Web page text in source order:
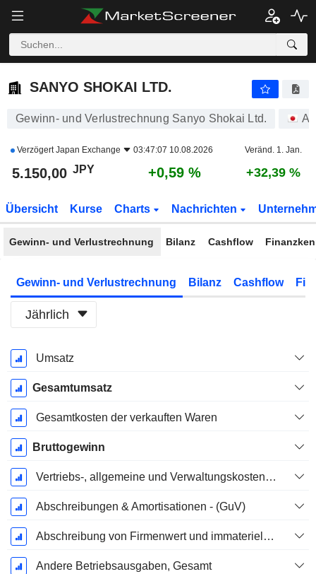
SANYO SHOKAI LTD.
SANYO SHOKAI LTD.
Gewinn- und Verlustrechnung Sanyo Shokai Ltd.
VerzögertJapan Exchange 03:47:07 10.08.2026 Veränd. 1. Jan.
5.150,00 JPY +0,59 % +32,39 %
Übersicht Kurse Charts Nachrichten
Gewinn- und Verlustrechnung Bilanz Cashflow
Gewinn- und Verlustrechnung Bilanz Cashflow
Jährlich
Ende d.
Geschäftsjahres:
Februar
Umsatz
Gesamtumsatz
Gesamtkosten der verkauften Waren
Bruttogewinn
Vertriebs-, allgemeine und Verwaltungskosten, Gesamt
Abschreibungen & Amortisationen - (GuV)
Abschreibung von Firmenwert und immateriellen Vermögenswerten - (GuV)
Andere Betriebsausgaben, Gesamt